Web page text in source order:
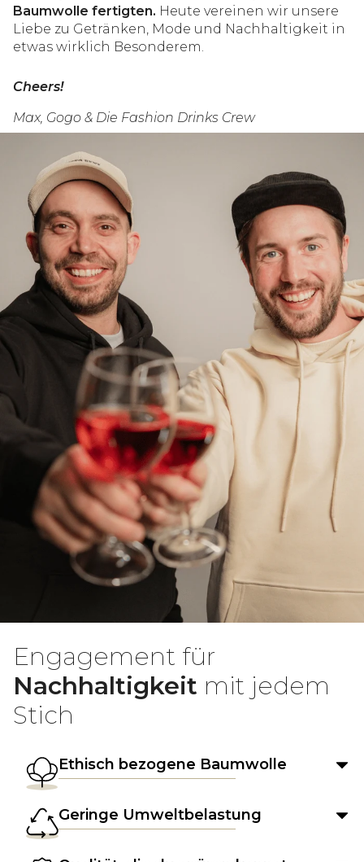
Baumwolle fertigten. Heute vereinen wir unsere
Liebe zu Getränken, Mode und Nachhaltigkeit in
etwas wirklich Besonderem.
Cheers!
Max, Gogo & Die Fashion Drinks Crew
Engagement für
Nachhaltigkeit mit jedem
Stich
Ethisch bezogene Baumwolle
Geringe Umweltbelastung